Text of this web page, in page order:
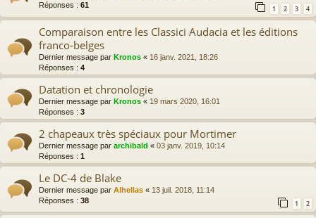
Réponses : 61 1 2 3 4
Comparaison entre les Classici Audacia et les éditions
franco-belges
Dernier message par Kronos « 16 janv. 2021, 18:26
Réponses : 4
Datation et chronologie
Dernier message par Kronos « 19 mars 2020, 16:01
Réponses : 3
2 chapeaux très spéciaux pour Mortimer
Dernier message par archibald « 03 janv. 2019, 10:14
Réponses : 1
Le DC-4 de Blake
Dernier message par Alhellas « 13 juil. 2018, 11:14
Réponses : 38 1 2